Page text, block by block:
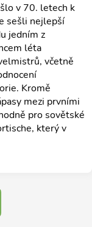
v 70. letech k
sešli nejlepší
jedním z
léta
včetně
Kromě
mezi prvními
pro sovětské
který v